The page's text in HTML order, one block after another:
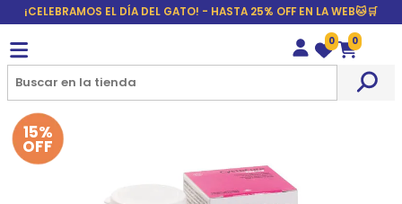
¡CELEBRAMOS EL DÍA DEL GATO! - HASTA 25% OFF EN LA WEB🐱🛒
Wishlist
0
Carrito
0
15%
OFF